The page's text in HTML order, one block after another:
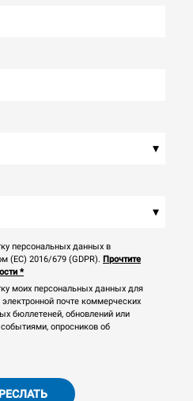
▾
▾
персональных данных в
(ЕС) 2016/679 (GDPR). Прочтите
*
моих персональных данных для
почте коммерческих
бюллетеней, обновлений или
опросников об